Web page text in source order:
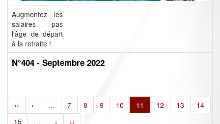
Augmentez les
salaires pas
l'âge de départ
à la retraite !
N°404 - Septembre 2022
‹‹ ‹ … 7 8 9 10 11 12 13
14
15
… › ››